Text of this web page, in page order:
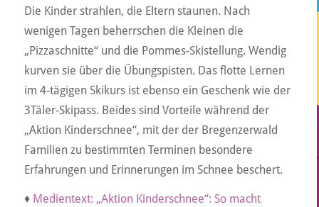
Die Kinder strahlen, die Eltern staunen. Nach
wenigen Tagen beherrschen die Kleinen die
„Pizzaschnitte“ und die Pommes-Skistellung. Wendig
kurven sie über die Übungspisten. Das flotte Lernen
im 4-tägigen Skikurs ist ebenso ein Geschenk wie der
3Täler-Skipass. Beides sind Vorteile während der
„Aktion Kinderschnee“, mit der der Bregenzerwald
Familien zu bestimmten Terminen besondere
Erfahrungen und Erinnerungen im Schnee beschert.
♦ Medientext: „Aktion Kinderschnee“: So macht